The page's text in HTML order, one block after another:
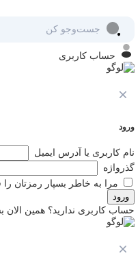
حساب کاربری
ورود
نام کاربری یا آدرس ایمیل
گذرواژه
مرا به خاطر بسپار رمزتان
ورود
حساب کاربری ندارید؟ همین الان